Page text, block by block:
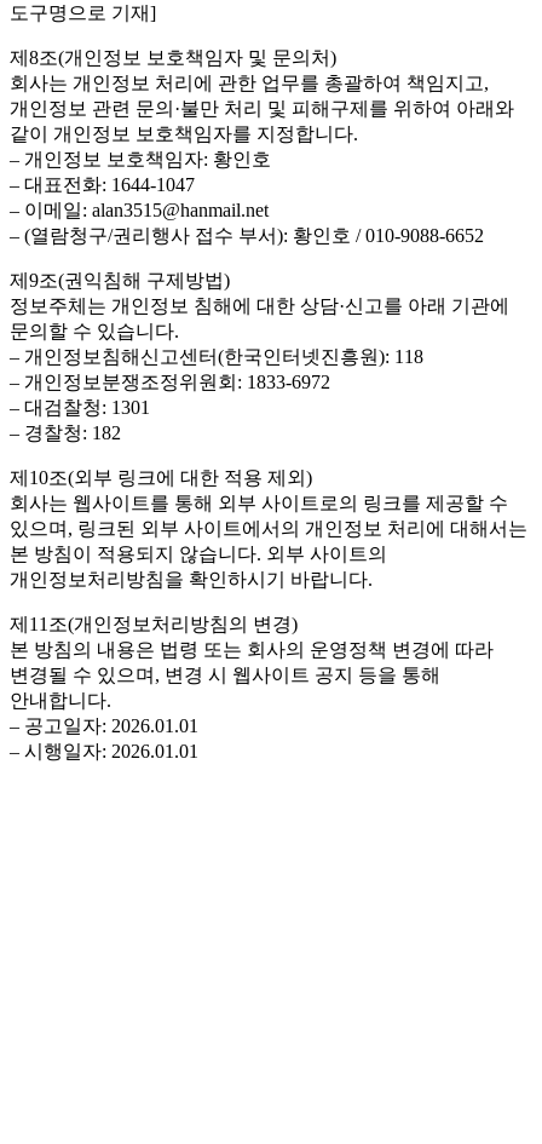
도구명으로 기재]
제8조(개인정보 보호책임자 및 문의처)
회사는 개인정보 처리에 관한 업무를 총괄하여 책임지고,
개인정보 관련 문의·불만 처리 및 피해구제를 위하여 아래와
같이 개인정보 보호책임자를 지정합니다.
– 개인정보 보호책임자: 황인호
– 대표전화: 1644-1047
– 이메일: alan3515@hanmail.net
– (열람청구/권리행사 접수 부서): 황인호 / 010-9088-6652
제9조(권익침해 구제방법)
정보주체는 개인정보 침해에 대한 상담·신고를 아래 기관에
문의할 수 있습니다.
– 개인정보침해신고센터(한국인터넷진흥원): 118
– 개인정보분쟁조정위원회: 1833-6972
– 대검찰청: 1301
– 경찰청: 182
제10조(외부 링크에 대한 적용 제외)
회사는 웹사이트를 통해 외부 사이트로의 링크를 제공할 수
있으며, 링크된 외부 사이트에서의 개인정보 처리에 대해서는
본 방침이 적용되지 않습니다. 외부 사이트의
개인정보처리방침을 확인하시기 바랍니다.
제11조(개인정보처리방침의 변경)
본 방침의 내용은 법령 또는 회사의 운영정책 변경에 따라
변경될 수 있으며, 변경 시 웹사이트 공지 등을 통해
안내합니다.
– 공고일자: 2026.01.01
– 시행일자: 2026.01.01